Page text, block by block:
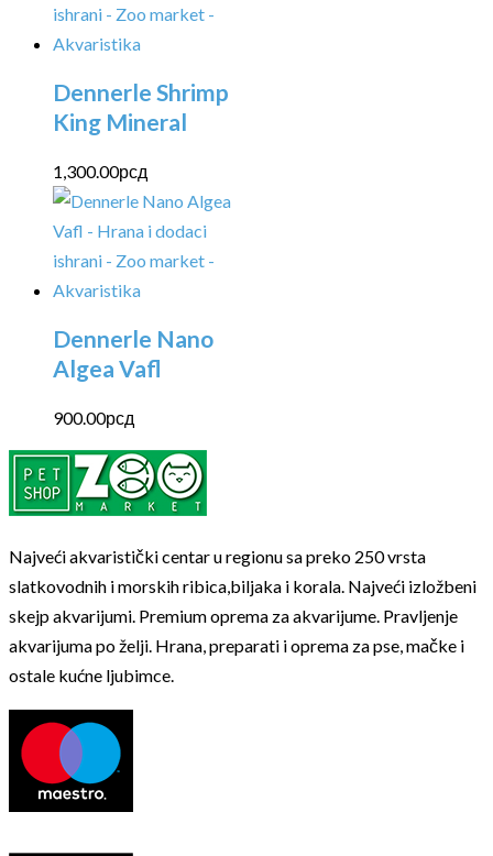
Dennerle Shrimp
King Mineral
1,300.00рсд
Dennerle Nano
Algea Vafl
900.00рсд
Najveći akvaristički centar u regionu sa preko 250 vrsta
slatkovodnih i morskih ribica,biljaka i korala. Najveći izložbeni
skejp akvarijumi. Premium oprema za akvarijume. Pravljenje
akvarijuma po želji. Hrana, preparati i oprema za pse, mačke i
ostale kućne ljubimce.